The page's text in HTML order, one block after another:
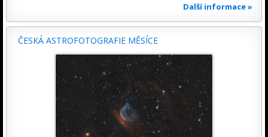
Další informace »
ČESKÁ ASTROFOTOGRAFIE MĚSÍCE